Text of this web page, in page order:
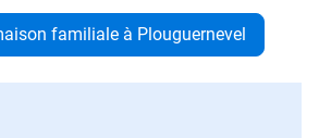
familiale à Plouguernevel